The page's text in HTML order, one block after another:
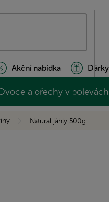
Akční nabídka Dárky
a ořechy v polevách
Natural jáhly 500g